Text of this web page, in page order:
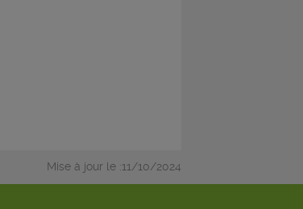
Mise à jour le :11/10/2024